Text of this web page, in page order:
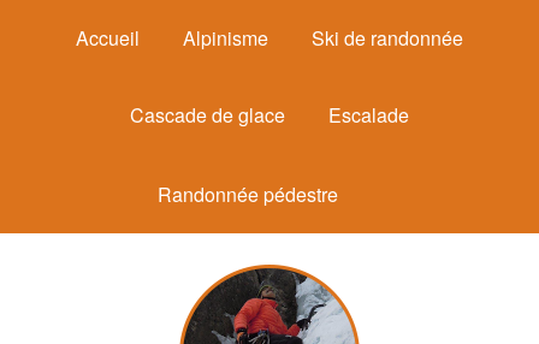
Accueil Alpinisme Ski de randonnée
Cascade de glace Escalade
Randonnée pédestre